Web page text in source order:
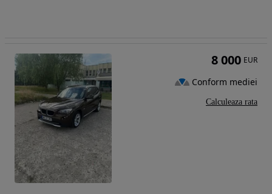
8 000 EUR
Conform mediei
Calculeaza rata